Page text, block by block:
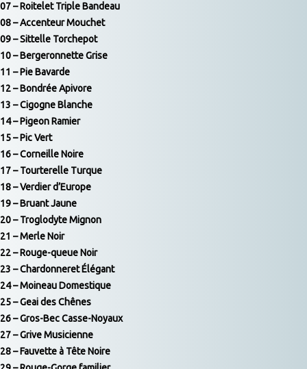
Fleurs
Sports▼
Expositions, Concours et Presse
Zone de biodiversité/Affût photos
07 – Roitelet Triple Bandeau
08 – Accenteur Mouchet
09 – Sittelle Torchepot
10 – Bergeronnette Grise
11 – Pie Bavarde
12 – Bondrée Apivore
13 – Cigogne Blanche
14 – Pigeon Ramier
15 – Pic Vert
16 – Corneille Noire
17 – Tourterelle Turque
18 – Verdier d’Europe
19 – Bruant Jaune
20 – Troglodyte Mignon
21 – Merle Noir
22 – Rouge-queue Noir
23 – Chardonneret Élégant
24 – Moineau Domestique
25 – Geai des Chênes
26 – Gros-Bec Casse-Noyaux
27 – Grive Musicienne
28 – Fauvette à Tête Noire